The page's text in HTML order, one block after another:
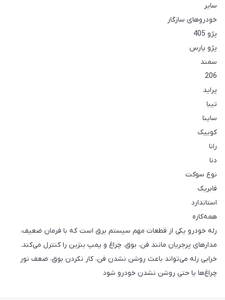
سایر
خودروهای سازگار
پژو 405
پژو پارس
سمند
206
پراید
تیبا
ساینا
کوییک
رانا
دنا
نوع سوکت
فابریک
استاندارد
همه‌کاره
رله خودرو یکی از قطعات مهم سیستم برق است که با فرمان ضعیف،
مدارهای پرجریان مانند فن، بوق، چراغ و پمپ بنزین را کنترل می‌کند.
خرابی رله می‌تواند باعث روشن نشدن فن، کار نکردن بوق، ضعف نور
چراغ‌ها یا حتی روشن نشدن خودرو شود